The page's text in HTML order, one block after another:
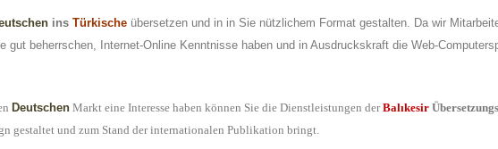
ins Türkische übersetzen und in in Sie nützlichem Format gestalten. Da wir
gut beherrschen, Internet-Online Kenntnisse haben und in Ausdruckskraft die Web-
Deutschen Markt eine Interesse haben können Sie die Dienstleistungen derBalıkesir
gestaltet und zum Stand der internationalen Publikation bringt.